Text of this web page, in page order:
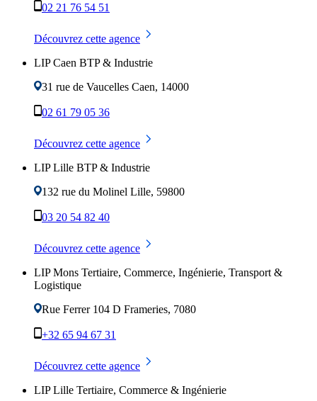
02 21 76 54 51
Découvrez cette agence
LIP Caen BTP & Industrie
31 rue de Vaucelles Caen, 14000
02 61 79 05 36
Découvrez cette agence
LIP Lille BTP & Industrie
132 rue du Molinel Lille, 59800
03 20 54 82 40
Découvrez cette agence
LIP Mons Tertiaire, Commerce, Ingénierie, Transport &
Logistique
Rue Ferrer 104 D Frameries, 7080
+32 65 94 67 31
Découvrez cette agence
LIP Lille Tertiaire, Commerce & Ingénierie